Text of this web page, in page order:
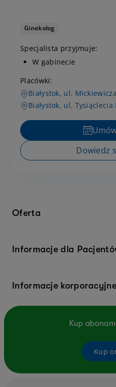
Ginekolog
Specjalista przyjmuje:
W gabinecie
Placówki:
Białystok, ul.
Białystok, ul.
Dowiedz
Oferta
Informacje dla
Informacje korporacyjne
Kup
Kup